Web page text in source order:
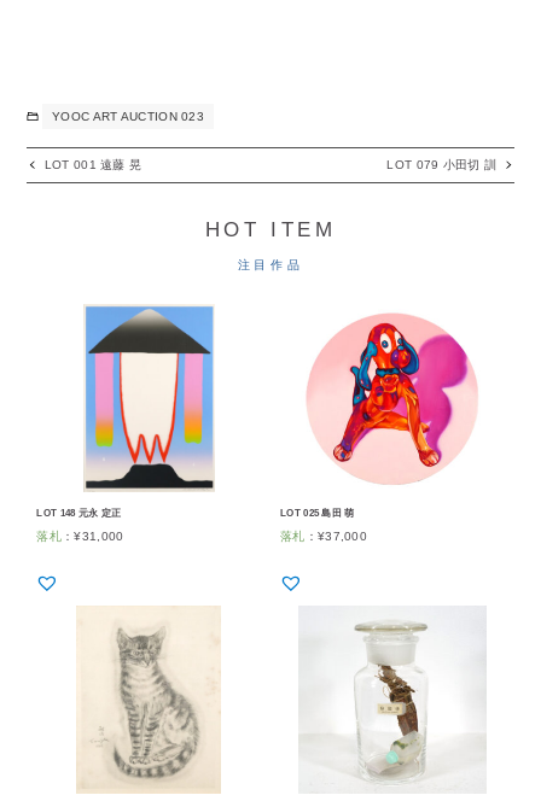
YOOC ART AUCTION 023
LOT 001 遠藤 晃 LOT 079 小田切 訓
HOT ITEM
注目作品
LOT 148 元永 定正
落札 ：¥31,000
LOT 025 島田 萌
落札 ： ¥37,000